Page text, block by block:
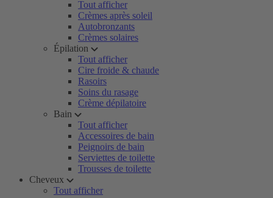
Tout afficher
Crèmes après soleil
Autobronzants
Crèmes solaires
Épilation
Tout afficher
Cire froide & chaude
Rasoirs
Soins du rasage
Crème dépilatoire
Bain
Tout afficher
Accessoires de bain
Peignoirs de bain
Serviettes de toilette
Trousses de toilette
Cheveux
Tout afficher